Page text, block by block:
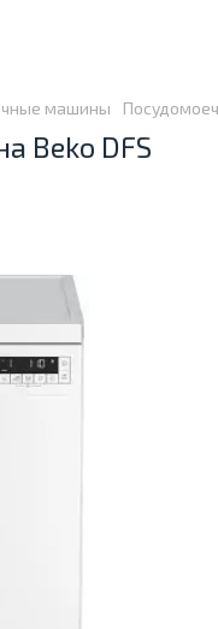
машины
Beko DFS